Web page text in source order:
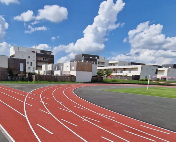
sièges pour les tribunes du gymnase
Justy SPECKER de la ...
LIRE LA SUITE
sportifs en
).
TÉLÉCHARGEZ NOTRE